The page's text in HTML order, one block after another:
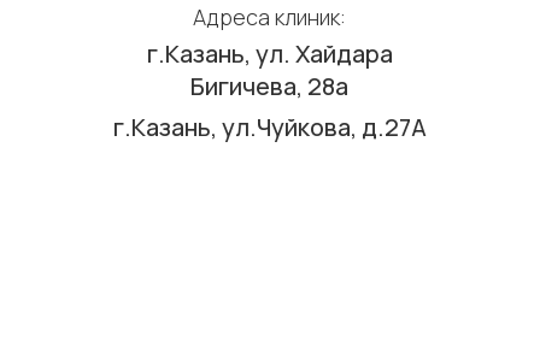
г.Казань, ул. Хайдара
Бигичева, 28а
г.Казань, ул.Чуйкова, д.27А
Адреса клиник: